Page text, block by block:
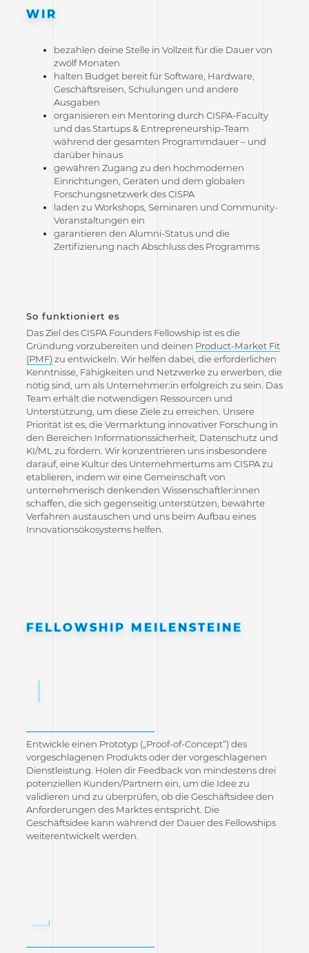
WIR
bezahlen deine Stelle in Vollzeit für die Dauer von
zwölf Monaten
halten Budget bereit für Software, Hardware,
Geschäftsreisen, Schulungen und andere
Ausgaben
organisieren ein Mentoring durch CISPA-Faculty
und das Startups & Entrepreneurship-Team
während der gesamten Programmdauer – und
darüber hinaus
gewähren Zugang zu den hochmodernen
Einrichtungen, Geräten und dem globalen
Forschungsnetzwerk des CISPA
laden zu Workshops, Seminaren und Community-
Veranstaltungen ein
garantieren den Alumni-Status und die
Zertifizierung nach Abschluss des Programms
So funktioniert es
Das Ziel des CISPA Founders Fellowship ist es die
Gründung vorzubereiten und deinen Product-Market Fit
(PMF) zu entwickeln. Wir helfen dabei, die erforderlichen
Kenntnisse, Fähigkeiten und Netzwerke zu erwerben, die
nötig sind, um als Unternehmer:in erfolgreich zu sein. Das
Team erhält die notwendigen Ressourcen und
Unterstützung, um diese Ziele zu erreichen. Unsere
Priorität ist es, die Vermarktung innovativer Forschung in
den Bereichen Informationssicherheit, Datenschutz und
KI/ML zu fördern. Wir konzentrieren uns insbesondere
darauf, eine Kultur des Unternehmertums am CISPA zu
etablieren, indem wir eine Gemeinschaft von
unternehmerisch denkenden Wissenschaftler:innen
schaffen, die sich gegenseitig unterstützen, bewährte
Verfahren austauschen und uns beim Aufbau eines
Innovationsökosystems helfen.
FELLOWSHIP MEILENSTEINE
1
Entwickle einen Prototyp („Proof-of-Concept“) des
vorgeschlagenen Produkts oder der vorgeschlagenen
Dienstleistung. Holen dir Feedback von mindestens drei
potenziellen Kunden/Partnern ein, um die Idee zu
validieren und zu überprüfen, ob die Geschäftsidee den
Anforderungen des Marktes entspricht. Die
Geschäftsidee kann während der Dauer des Fellowships
weiterentwickelt werden.
2